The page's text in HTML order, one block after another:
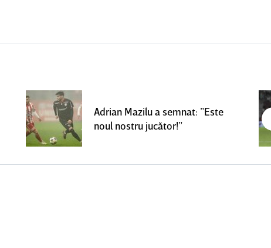
Adrian Mazilu a semnat: ”Este
noul nostru jucător!”